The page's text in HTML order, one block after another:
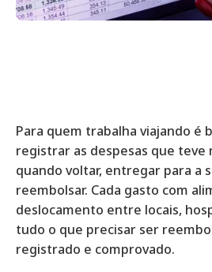
Para quem trabalha viajando é
registrar as despesas que teve
quando voltar, entregar para a
reembolsar. Cada gasto com
deslocamento entre locais,
tudo o que precisar ser
registrado e comprovado.